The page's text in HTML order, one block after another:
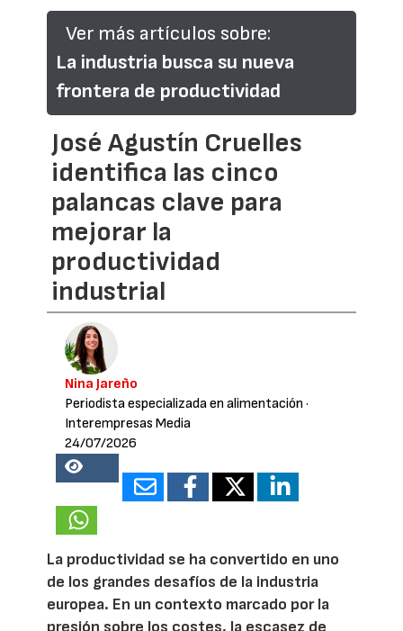
Ver más artículos sobre:
La industria busca su nueva
frontera de productividad
José Agustín Cruelles
identifica las cinco
palancas clave para
mejorar la
productividad
industrial
Nina Jareño
Periodista especializada en alimentación ·
Interempresas Media
24/07/2026
22558
La productividad se ha convertido en uno
de los grandes desafíos de la industria
europea. En un contexto marcado por la
presión sobre los costes, la escasez de